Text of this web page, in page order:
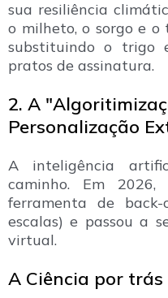
sua resiliência
o milheto, o sorgo e o
substituindo o trigo
pratos de assinatura.
2. A
Personalização
A inteligência
caminho. Em
ferramenta de
escalas) e passou a
virtual.
A Ciência por trás